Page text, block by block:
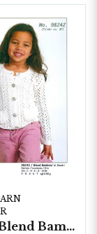
98242-Blend Bamboo